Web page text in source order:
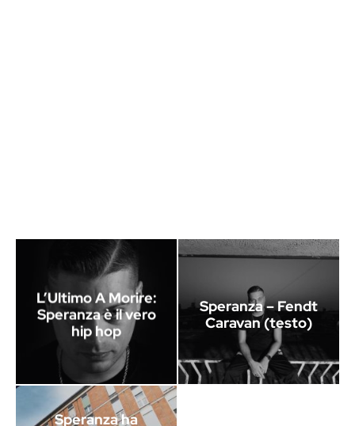
L’Ultimo A Morire:
Speranza è il vero
hip hop
Speranza – Fendt
Caravan (testo)
Speranza ha